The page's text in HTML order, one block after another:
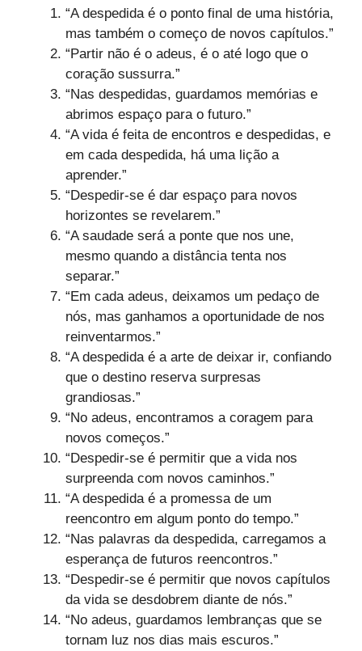
“A despedida é o ponto final de uma história,
mas também o começo de novos capítulos.”
“Partir não é o adeus, é o até logo que o
coração sussurra.”
“Nas despedidas, guardamos memórias e
abrimos espaço para o futuro.”
“A vida é feita de encontros e despedidas, e
em cada despedida, há uma lição a
aprender.”
“Despedir-se é dar espaço para novos
horizontes se revelarem.”
“A saudade será a ponte que nos une,
mesmo quando a distância tenta nos
separar.”
“Em cada adeus, deixamos um pedaço de
nós, mas ganhamos a oportunidade de nos
reinventarmos.”
“A despedida é a arte de deixar ir, confiando
que o destino reserva surpresas
grandiosas.”
“No adeus, encontramos a coragem para
novos começos.”
“Despedir-se é permitir que a vida nos
surpreenda com novos caminhos.”
“A despedida é a promessa de um
reencontro em algum ponto do tempo.”
“Nas palavras da despedida, carregamos a
esperança de futuros reencontros.”
“Despedir-se é permitir que novos capítulos
da vida se desdobrem diante de nós.”
“No adeus, guardamos lembranças que se
tornam luz nos dias mais escuros.”